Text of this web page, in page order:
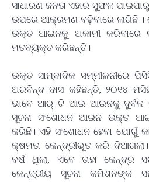
ସାଧାରଣ ଜନତା ଏହାର ସୁଫଳ
ଉପରେ ଆକ୍ରମଣ ବଢ଼ିବାରେ ଲାଗିଛି ।
ଉକ୍ତ ଆଇନକୁ ଅକାମୀ କରିବାରେ
ମତବ୍ୟକ୍ତ କରିଛନ୍ତି।
ଉକ୍ତ ସାମ୍ବାଦିକ ସମ୍ମୀଳନୀରେ
ଅରବିନ୍ଦ ଦାସ କହିଛନ୍ତି, ୨୦୧୪
ଭାବେ ଆର୍ ଟି ଆଇ ଆଇନକୁ ଦୁର୍ବଳ
ସୂଚନା ସଂଶୋଧନ ଆଇନ ଉକ୍ତ
କରିଛି। ଏହି ସଂଶୋଧନ ହେବା ଯୋଗୁଁ
କ୍ଷମତା କେନ୍ଦ୍ରୀଭୂତ କରି
ବର୍ଷ ଥିଲା, ଏବେ ତାହା କେନ୍ଦ୍ର
କେନ୍ଦ୍ରୀୟ ସୂଚନା କମିଶନଙ୍କ